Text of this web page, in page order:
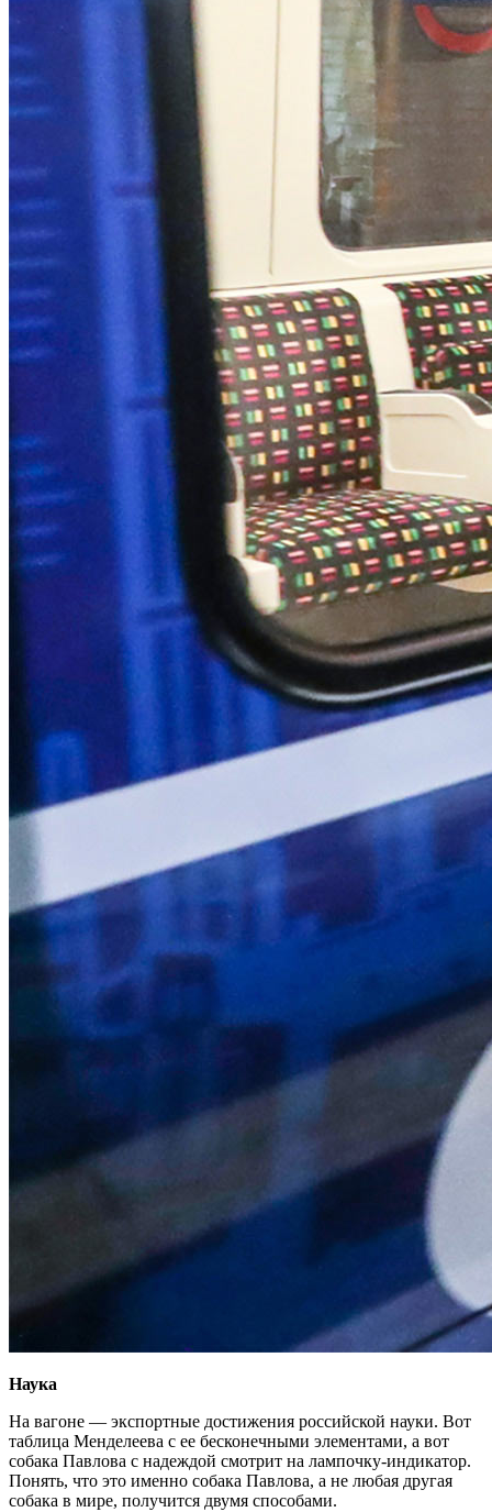
Наука
На вагоне — экспортные достижения российской науки. Вот
таблица Менделеева с ее бесконечными элементами, а вот
собака Павлова с надеждой смотрит на лампочку-индикатор.
Понять, что это именно собака Павлова, а не любая другая
собака в мире, получится двумя способами.